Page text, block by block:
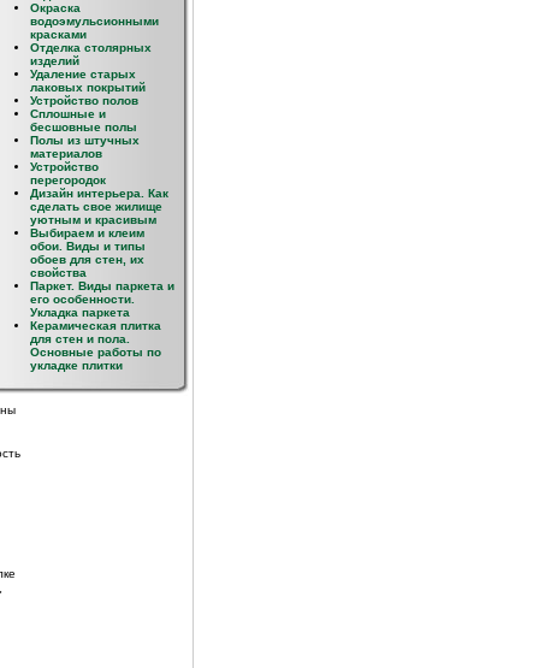
Окраска
водоэмульсионными
красками
Отделка столярных
изделий
Удаление старых
лаковых покрытий
Устройство полов
Сплошные и
бесшовные полы
Полы из штучных
материалов
Устройство
перегородок
Дизайн интерьера. Как
сделать свое жилище
уютным и красивым
Выбираем и клеим
обои. Виды и типы
обоев для стен, их
свойства
Паркет. Виды паркета и
его особенности.
Укладка паркета
Керамическая плитка
для стен и пола.
Основные работы по
укладке плитки